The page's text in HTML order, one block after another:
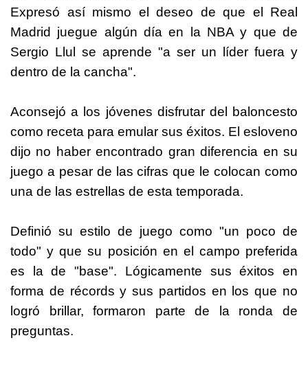
Expresó así mismo el deseo de que el Real
Madrid juegue algún día en la NBA y que de
Sergio Llul se aprende "a ser un líder fuera y
dentro de la cancha".
Aconsejó a los jóvenes disfrutar del baloncesto
como receta para emular sus éxitos. El esloveno
dijo no haber encontrado gran diferencia en su
juego a pesar de las cifras que le colocan como
una de las estrellas de esta temporada.
Definió su estilo de juego como "un poco de
todo" y que su posición en el campo preferida
es la de "base". Lógicamente sus éxitos en
forma de récords y sus partidos en los que no
logró brillar, formaron parte de la ronda de
preguntas.